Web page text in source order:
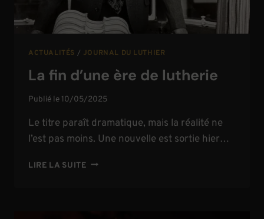
ACTUALITÉS / JOURNAL DU LUTHIER
La fin d’une ère de lutherie
Publié le 10/05/2025
Le titre paraît dramatique, mais la réalité ne
l’est pas moins. Une nouvelle est sortie hier…
LIRE LA SUITELA